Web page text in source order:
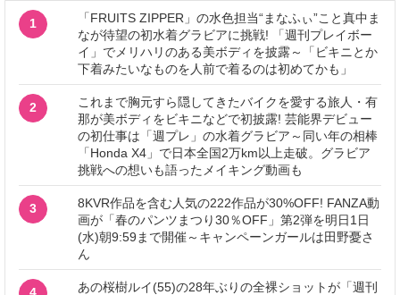
1
「FRUITS ZIPPER」の水色担当“まなふぃ”こと真中ま
なが待望の初水着グラビアに挑戦! 「週刊プレイボー
イ」でメリハリのある美ボディを披露～「ビキニとか
下着みたいなものを人前で着るのは初めてかも」
2
これまで胸元すら隠してきたバイクを愛する旅人・有
那が美ボディをビキニなどで初披露! 芸能界デビュー
の初仕事は「週プレ」の水着グラビア～同い年の相棒
「Honda X4」で日本全国2万km以上走破。グラビア
挑戦への想いも語ったメイキング動画も
3
8KVR作品を含む人気の222作品が30%OFF! FANZA動
画が「春のパンツまつり30％OFF」第2弾を明日1日
(水)朝9:59まで開催～キャンペーンガールは田野憂さ
ん
4
あの桜樹ルイ(55)の28年ぶりの全裸ショットが「週刊